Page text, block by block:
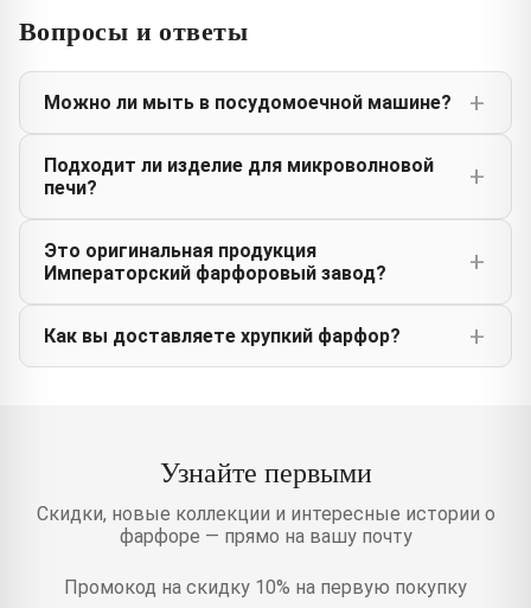
Вопросы и ответы
Можно ли мыть в посудомоечной машине?
Подходит ли изделие для микроволновой
печи?
Это оригинальная продукция
Императорский фарфоровый завод?
Как вы доставляете хрупкий фарфор?
Узнайте первыми
Скидки, новые коллекции и интересные истории о
фарфоре — прямо на вашу почту
Промокод на скидку 10% на первую покупку